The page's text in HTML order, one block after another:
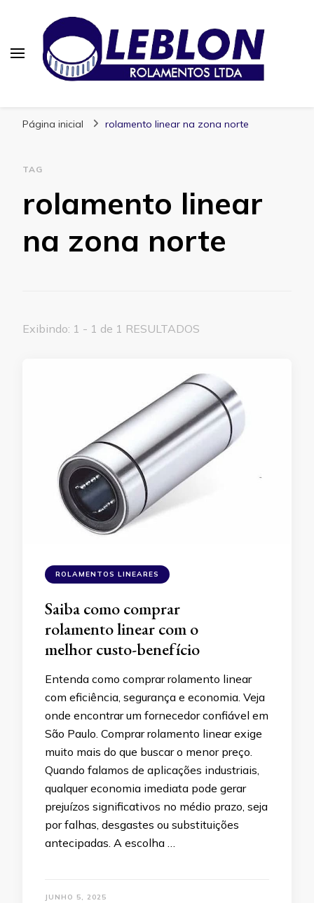
Página inicial rolamento linear na zona norte
TAG
rolamento linear
na zona norte
Exibindo: 1 - 1 de 1 RESULTADOS
ROLAMENTOS LINEARES
Saiba como comprar
rolamento linear com o
melhor custo-benefício
Entenda como comprar rolamento linear
com eficiência, segurança e economia. Veja
onde encontrar um fornecedor confiável em
São Paulo. Comprar rolamento linear exige
muito mais do que buscar o menor preço.
Quando falamos de aplicações industriais,
qualquer economia imediata pode gerar
prejuízos significativos no médio prazo, seja
por falhas, desgastes ou substituições
antecipadas. A escolha …
JUNHO 5, 2025